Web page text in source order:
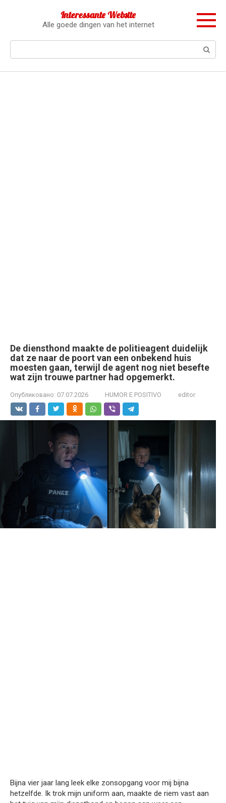
Interessante Website
Alle goede dingen van het internet
De diensthond maakte de politieagent duidelijk
dat ze naar de poort van een onbekend huis
moesten gaan, terwijl de agent nog niet besefte
wat zijn trouwe partner had opgemerkt.
Опубликовано: 07.07.2026 HUMOR E POSITIVO editor
Bijna vier jaar lang leek elke zonsopgang voor mij bijna
hetzelfde. Ik trok mijn uniform aan, maakte de riem vast aan